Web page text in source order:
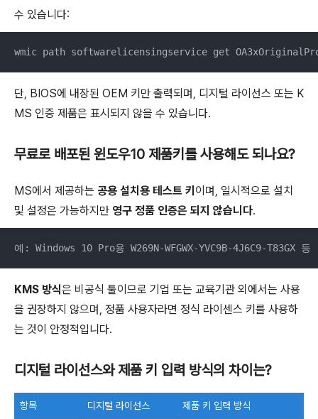
수 있습니다:
wmic path softwarelicensingservice get
단, BIOS에 내장된 OEM 키만 출력되며, 디지털 라이선스 또는 K
MS 인증 제품은 표시되지 않을 수 있습니다.
무료로 배포된 윈도우10 제품키를 사용해도 되나요?
MS에서 제공하는 공용 설치용 테스트 키 이며, 일시적으로 설치
및 설정은 가능하지만 영구 정품 인증은 되지 않습니다.
예: Windows 10 Pro용 W269N-WFGWX-YVC9B-4J6C9-T83GX 등
KMS 방식은 비공식 툴이므로 기업 또는 교육기관 외에서는 사용
을 권장하지 않으며, 정품 사용자라면 정식 라이센스 키를 사용하
는 것이 안정적입니다.
디지털 라이선스와 제품 키 입력 방식의 차이는?
항목 디지털 라이선스 제품 키 입력 방식